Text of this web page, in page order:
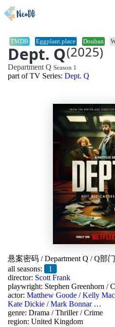
Dept. Q (2025)
TMDB Eggplant.place Douban
悬案密码 /Department Q /Q部门
all seasons:
1
director: Scott Frank
playwright: Stephen Greenhorn /
actor: Matthew Goode /Kelly
Kate Dickie /Mark Bonnar…
genre: Drama /Thriller/Crime
region: United Kingdom
Department Q Season 1
part of TV Series: Dept. Q